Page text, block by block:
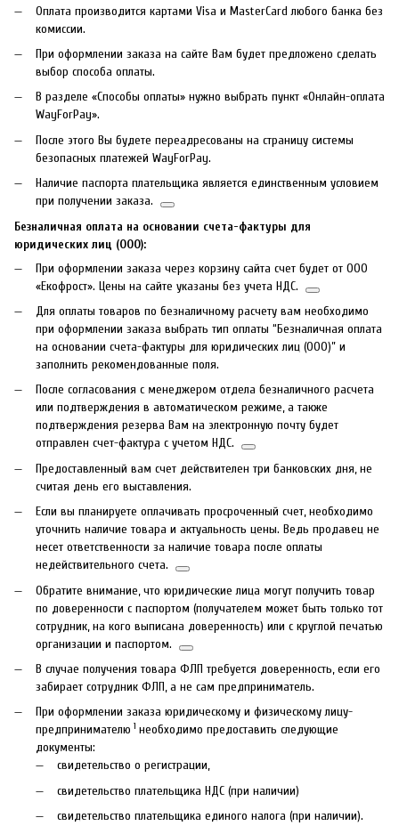
Оплата производится картами Visa и MasterCard любого банка без
комиссии.
При оформлении заказа на сайте Вам будет предложено сделать
выбор способа оплаты.
В разделе «Способы оплаты» нужно выбрать пункт «Онлайн-оплата
WayForPay».
После этого Вы будете переадресованы на страницу системы
безопасных платежей WayForPay.
Наличие паспорта плательщика является единственным условием
при получении заказа.
Безналичная оплата на основании счета-фактуры для
юридических лиц (ООО):
При оформлении заказа через корзину сайта счет будет от ООО
«Екофрост». Цены на сайте указаны без учета НДС.
Для оплаты товаров по безналичному расчету вам необходимо
при оформлении заказа выбрать тип оплаты “Безналичная оплата
на основании счета-фактуры для юридических лиц (ООО)” и
заполнить рекомендованные поля.
После согласования с менеджером отдела безналичного расчета
или подтверждения в автоматическом режиме, а также
подтверждения резерва Вам на электронную почту будет
отправлен счет-фактура с учетом НДС.
Предоставленный вам счет действителен три банковских дня, не
считая день его выставления.
Если вы планируете оплачивать просроченный счет, необходимо
уточнить наличие товара и актуальность цены. Ведь продавец не
несет ответственности за наличие товара после оплаты
недействительного счета.
Обратите внимание, что юридические лица могут получить товар
по доверенности с паспортом (получателем может быть только тот
сотрудник, на кого выписана доверенность) или с круглой печатью
организации и паспортом.
В случае получения товара ФЛП требуется доверенность, если его
забирает сотрудник ФЛП, а не сам предприниматель.
При оформлении заказа юридическому и физическому лицу-
предпринимателю 1 необходимо предоставить следующие
документы:
свидетельство о регистрации,
свидетельство плательщика НДС (при наличии)
свидетельство плательщика единого налога (при наличии).